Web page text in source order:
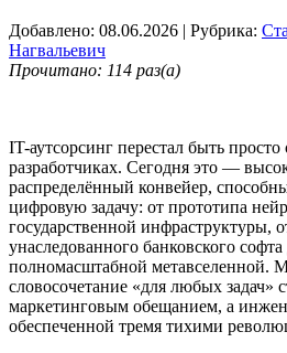
Добавлено: 08.06.2026 | Рубрика:
Нагвальевич
Прочитано: 114 раз(а)
IT-аутсорсинг перестал быть
разработчиках. Сегодня это —
распределённый конвейер,
цифровую задачу: от прототипа
государственной инфраструктуры,
унаследованного банковского
полномасштабной метавселенной.
словосочетание «для любых задач»
маркетинговым обещанием, а
обеспеченной тремя тихими